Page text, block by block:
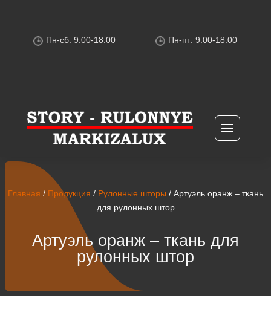
Пн-сб: 9:00-18:00 Пн-пт: 9:00-18:00
Главная / Продукция / Рулонные шторы / Артуэль оранж – ткань
для рулонных штор
Артуэль оранж – ткань для
рулонных штор